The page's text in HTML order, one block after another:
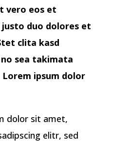
vero eos et
justo duo dolores et
clita kasd
sea takimata
Lorem ipsum dolor
dolor sit amet,
elitr, sed